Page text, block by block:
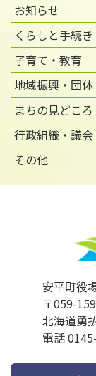
お知らせ
くらしと手続き
子育て・教育
地域振興・団体
まちの見どころ
行政組織・議会
その他
安平町役
〒059-
北海道勇
電話